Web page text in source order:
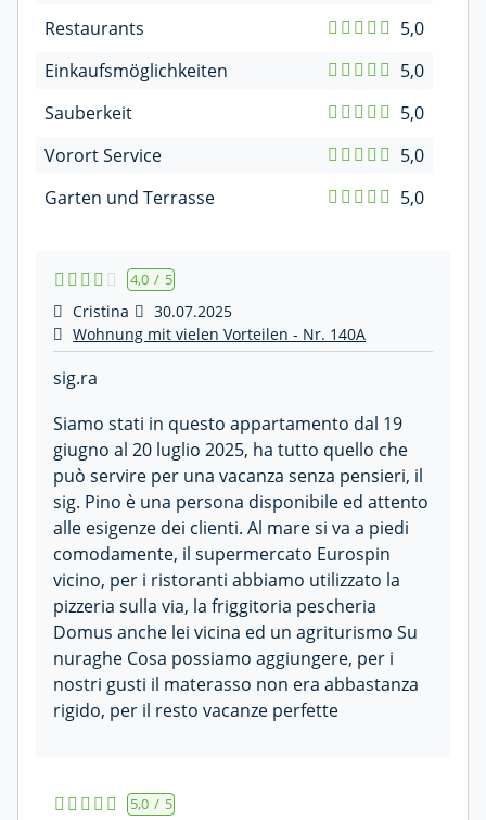
Restaurants
5,0
Einkaufsmöglichkeiten
5,0
Sauberkeit
5,0
Vorort Service
5,0
Garten und Terrasse
5,0
4,0 / 5
Cristina
30.07.2025
Wohnung mit vielen Vorteilen - Nr. 140A
sig.ra
Siamo stati in questo appartamento dal 19
giugno al 20 luglio 2025, ha tutto quello che
può servire per una vacanza senza pensieri, il
sig. Pino è una persona disponibile ed attento
alle esigenze dei clienti. Al mare si va a piedi
comodamente, il supermercato Eurospin
vicino, per i ristoranti abbiamo utilizzato la
pizzeria sulla via, la friggitoria pescheria
Domus anche lei vicina ed un agriturismo Su
nuraghe Cosa possiamo aggiungere, per i
nostri gusti il materasso non era abbastanza
rigido, per il resto vacanze perfette
5,0 / 5